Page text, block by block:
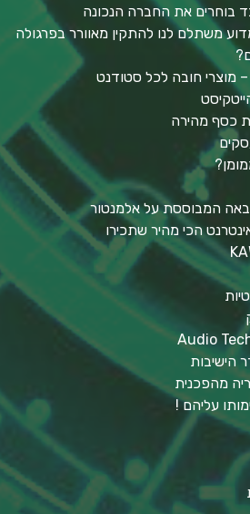
בוחרים את החברה הנכונה
משתלם לנו להתקין מאוורר בפרגולה
מוצרי חובה לכל סטודנט
כסף מהירה
הישיבות
מהפכנית